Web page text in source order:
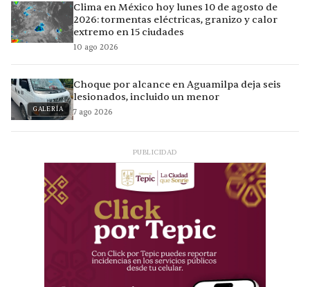
Clima en México hoy lunes 10 de agosto de
2026: tormentas eléctricas, granizo y calor
extremo en 15 ciudades
10 ago 2026
GALERÍA
Choque por alcance en Aguamilpa deja seis
lesionados, incluido un menor
7 ago 2026
PUBLICIDAD